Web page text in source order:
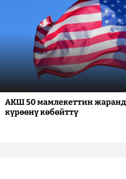
АКШ 50 мамлекеттин
күрөөнү көбөйттү